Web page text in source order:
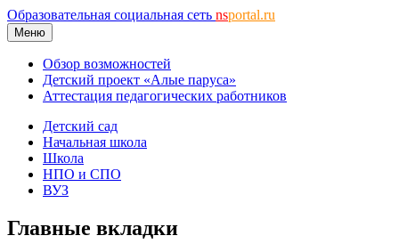
Образовательная социальная сеть nsportal.ru
Меню
Обзор возможностей
Детский проект «Алые паруса»
Аттестация педагогических работников
Детский сад
Начальная школа
Школа
НПО и СПО
ВУЗ
Главные вкладки